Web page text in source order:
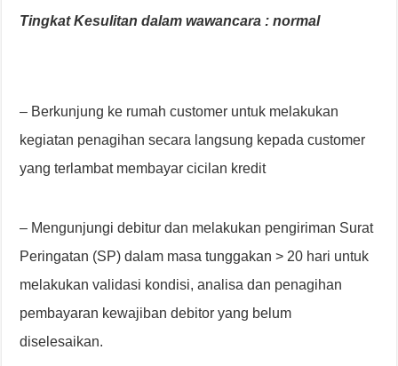
Tingkat Kesulitan dalam wawancara : normal
– Berkunjung ke rumah customer untuk melakukan
kegiatan penagihan secara langsung kepada customer
yang terlambat membayar cicilan kredit
– Mengunjungi debitur dan melakukan pengiriman Surat
Peringatan (SP) dalam masa tunggakan > 20 hari untuk
melakukan validasi kondisi, analisa dan penagihan
pembayaran kewajiban debitor yang belum
diselesaikan.